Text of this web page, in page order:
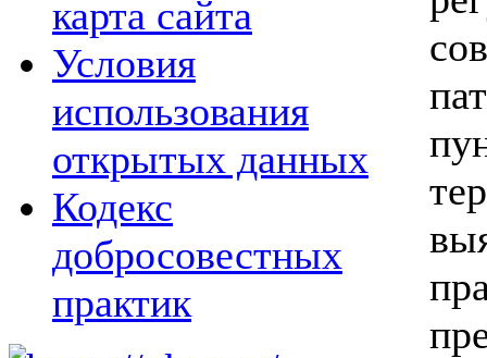
карта сайта
Условия
использования
открытых данных
Кодекс
добросовестных
практик